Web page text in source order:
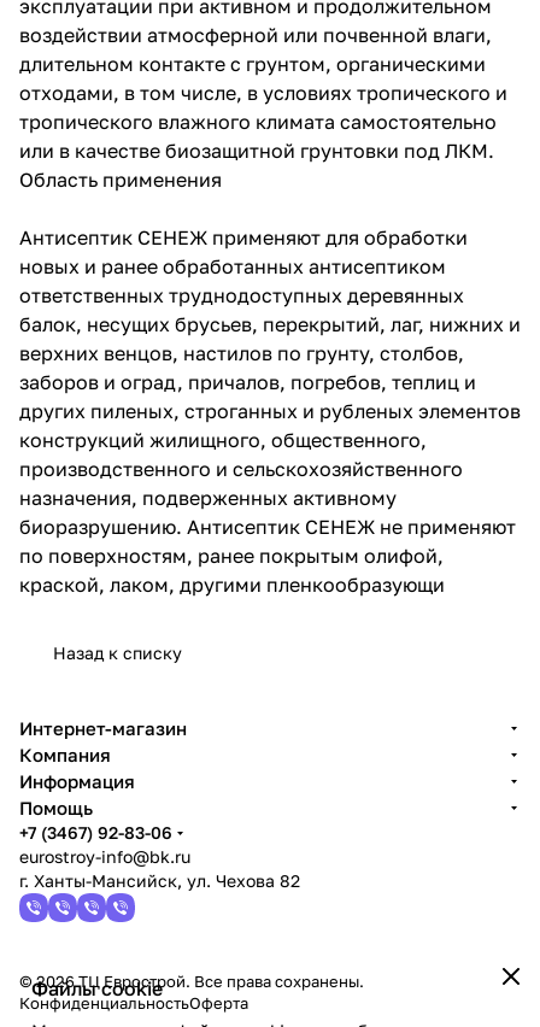
эксплуатации при активном и продолжительном
воздействии атмосферной или почвенной влаги,
длительном контакте с грунтом, органическими
отходами, в том числе, в условиях тропического и
тропического влажного климата самостоятельно
или в качестве биозащитной грунтовки под ЛКМ.
Область применения
Антисептик СЕНЕЖ применяют для обработки
новых и ранее обработанных антисептиком
ответственных труднодоступных деревянных
балок, несущих брусьев, перекрытий, лаг, нижних и
верхних венцов, настилов по грунту, столбов,
заборов и оград, причалов, погребов, теплиц и
других пиленых, строганных и рубленых элементов
конструкций жилищного, общественного,
производственного и сельскохозяйственного
назначения, подверженных активному
биоразрушению. Антисептик СЕНЕЖ не применяют
по поверхностям, ранее покрытым олифой,
краской, лаком, другими пленкообразующи
Назад к списку
Файлы cookie
Интернет-магазин
Компания
Информация
Помощь
+7 (3467) 92-83-06
eurostroy-info@bk.ru
г. Ханты-Мансийск, ул. Чехова 82
© 2026 ТЦ Еврострой. Все права сохранены.
КонфиденциальностьОферта